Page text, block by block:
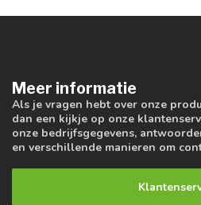
Meer informatie
Als je vragen hebt over onze
dan een kijkje op onze
onze bedrijfsgegevens,
en verschillende manieren om